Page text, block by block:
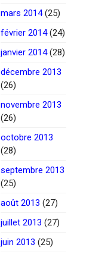
mars 2014(25)
février 2014(24)
janvier 2014(28)
décembre 2013
(26)
novembre 2013
(26)
octobre 2013
(28)
septembre 2013
(25)
août 2013 (27)
juillet 2013 (27)
juin 2013 (25)